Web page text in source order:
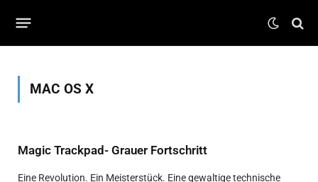
MAC OS X
Magic Trackpad- Grauer Fortschritt
Eine Revolution. Ein Meisterstück. Eine gewaltige technische